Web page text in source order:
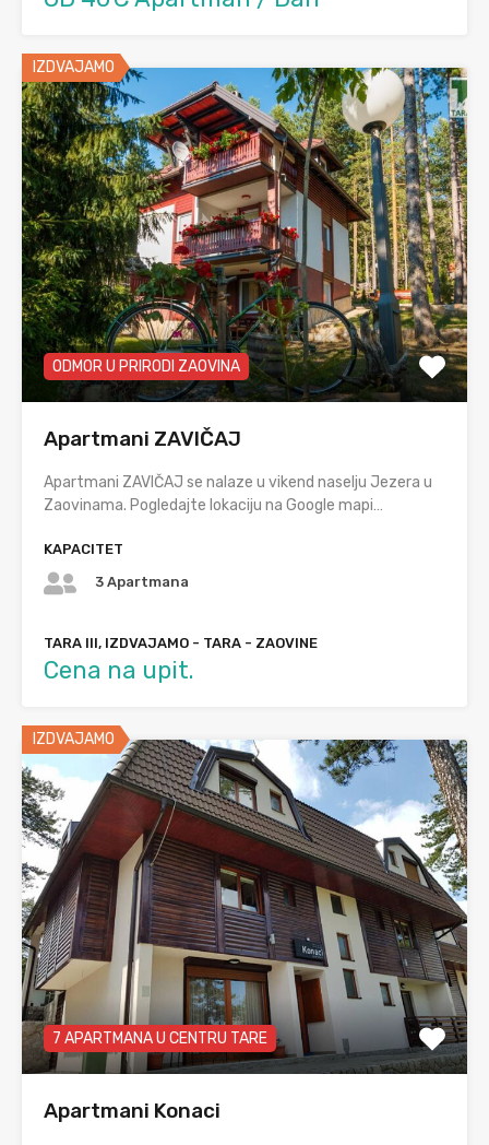
IZDVAJAMO
ODMOR U PRIRODI ZAOVINA
Apartmani ZAVIČAJ
Apartmani ZAVIČAJ se nalaze u vikend naselju Jezera u
Zaovinama. Pogledajte lokaciju na Google mapi…
KAPACITET
3 Apartmana
TARA III, IZDVAJAMO - TARA - ZAOVINE
Cena na upit.
IZDVAJAMO
7 APARTMANA U CENTRU TARE
Apartmani Konaci